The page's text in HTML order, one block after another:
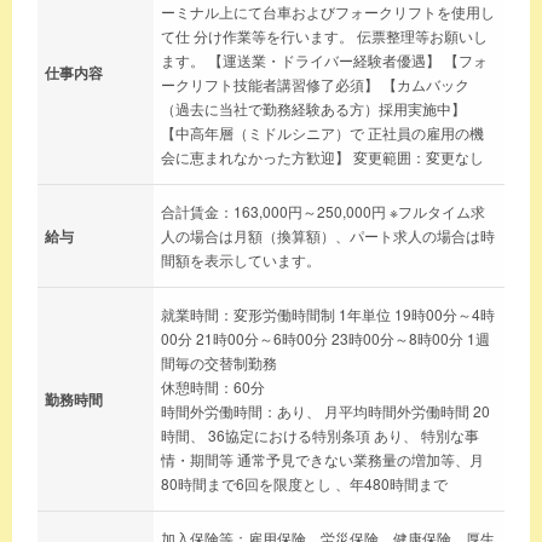
仕事内容
ーミナル上にて台車およびフォークリフトを使用し
て仕 分け作業等を行います。 伝票整理等お願いし
ます。 【運送業・ドライバー経験者優遇】 【フォ
ークリフト技能者講習修了必須】 【カムバック
（過去に当社で勤務経験ある方）採用実施中】
【中高年層（ミドルシニア）で 正社員の雇用の機
会に恵まれなかった方歓迎】 変更範囲：変更なし
給与
合計賃金：163,000円～250,000円 ※フルタイム求
人の場合は月額（換算額）、パート求人の場合は時
間額を表示しています。
勤務時間
就業時間：変形労働時間制 1年単位 19時00分～4時
00分 21時00分～6時00分 23時00分～8時00分 1週
間毎の交替制勤務
休憩時間：60分
時間外労働時間：あり、 月平均時間外労働時間 20
時間、 36協定における特別条項 あり、 特別な事
情・期間等 通常予見できない業務量の増加等、月
80時間まで6回を限度とし 、年480時間まで
加入保険等：雇用保険、労災保険、健康保険、厚生